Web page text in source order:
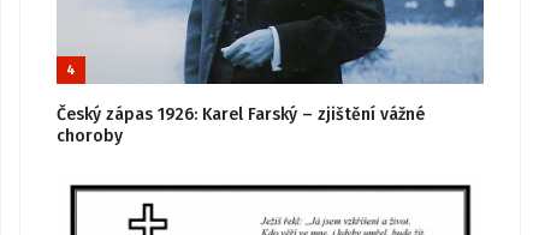
4
Český zápas 1926: Karel Farský – zjištění vážné
choroby